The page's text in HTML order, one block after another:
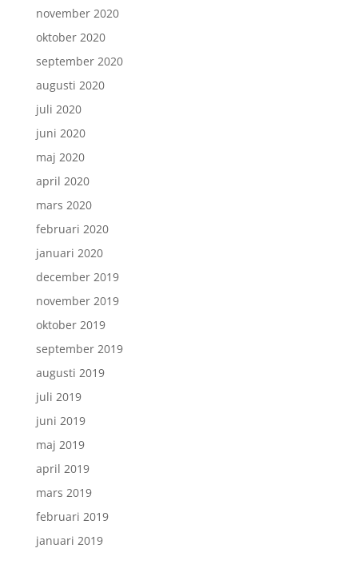
november 2020
oktober 2020
september 2020
augusti 2020
juli 2020
juni 2020
maj 2020
april 2020
mars 2020
februari 2020
januari 2020
december 2019
november 2019
oktober 2019
september 2019
augusti 2019
juli 2019
juni 2019
maj 2019
april 2019
mars 2019
februari 2019
januari 2019